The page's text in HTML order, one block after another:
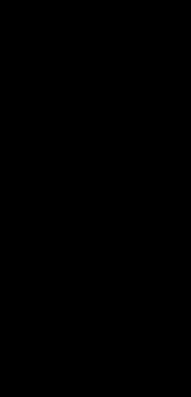
à jour: samedi 8 août 2026